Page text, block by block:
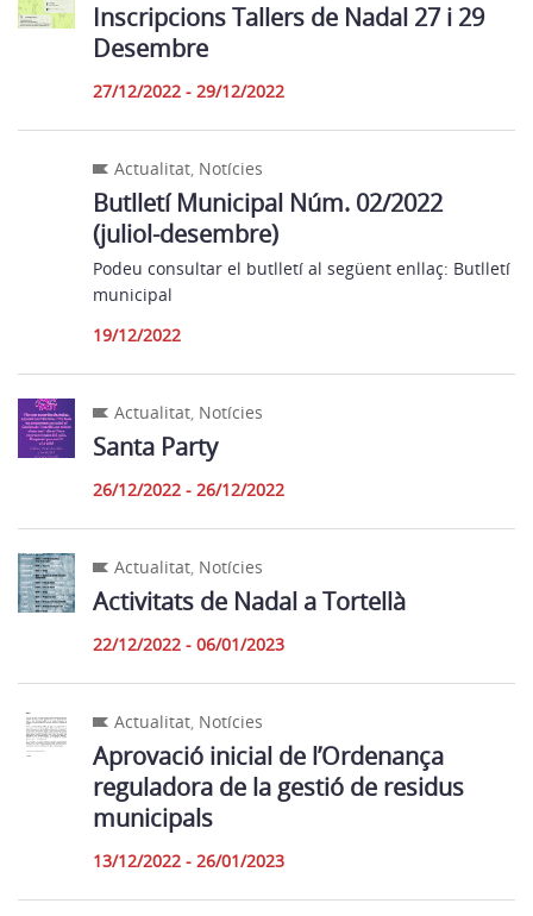
Inscripcions Tallers de Nadal 27 i 29
Desembre
27/12/2022 - 29/12/2022
Actualitat, Notícies
Butlletí Municipal Núm. 02/2022
(juliol-desembre)
Podeu consultar el butlletí al següent enllaç: Butlletí
municipal
19/12/2022
Actualitat, Notícies
Santa Party
26/12/2022 - 26/12/2022
Actualitat, Notícies
Activitats de Nadal a Tortellà
22/12/2022 - 06/01/2023
Actualitat, Notícies
Aprovació inicial de l’Ordenança
reguladora de la gestió de residus
municipals
13/12/2022 - 26/01/2023